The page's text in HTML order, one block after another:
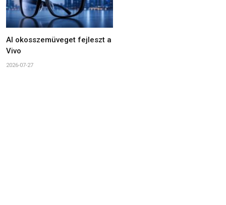
AI okosszemüveget fejleszt a
Vivo
2026-07-27